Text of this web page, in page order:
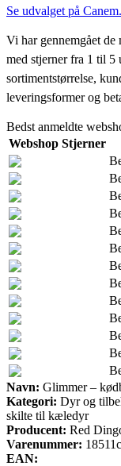
Se udvalget på
Vi har gennemgået
med stjerner fra 1 til 5
sortimentstørrelse,
leveringsformer og
Bedst anmeldte
Webshop Stjerner
Navn: Glimmer –
Kategori: Dyr og
skilte til kæledyr
Producent: Red
Varenummer:
EAN: